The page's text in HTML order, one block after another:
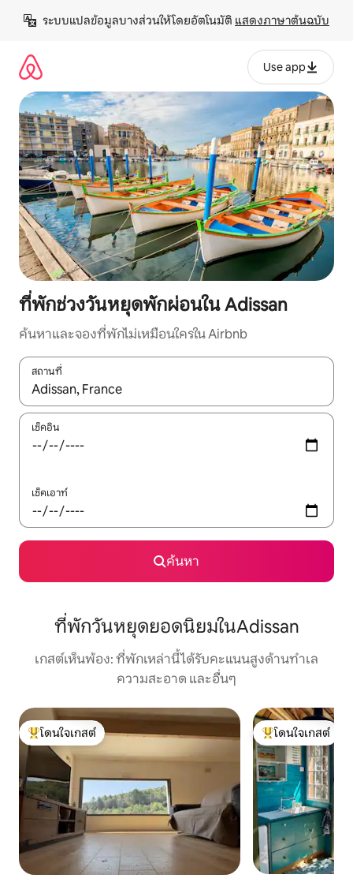
เนื้อหา
ระบบแปลข้อมูลบางส่วนให้โดยอัตโนมัติ แสดงภาษาต้นฉบับ
Use app
ที่พักช่วงวันหยุดพักผ่อนใน Adissan
ค้นหาและจองที่พักไม่เหมือนใครใน Airbnb
สถานที่
ใช้ลูกศรขึ้นลง หรือใช้การสัมผัสหรือปัด เพื่อสำรวจผลการค้นหา
เช็คอิน
เช็คเอาท์
ค้นหา
ที่พักวันหยุดยอดนิยมในAdissan
เกสต์เห็นพ้อง: ที่พักเหล่านี้ได้รับคะแนนสูงด้านทำเล
ความสะอาด และอื่นๆ
โดนใจเกสต์ที่สุด
โดนใจเกสต์
โดนใจเกสต์ที่สุด
โดนใจเกสต์